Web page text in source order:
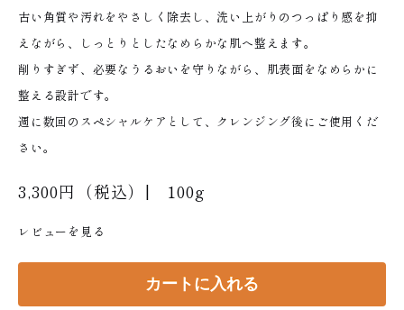
古い角質や汚れをやさしく除去し、洗い上がりのつっぱり感を抑
えながら、しっとりとしたなめらかな肌へ整えます。
削りすぎず、必要なうるおいを守りながら、肌表面をなめらかに
整える設計です。
週に数回のスペシャルケアとして、クレンジング後にご使用くだ
さい。
3,300円（税込）| 100g
レビューを見る